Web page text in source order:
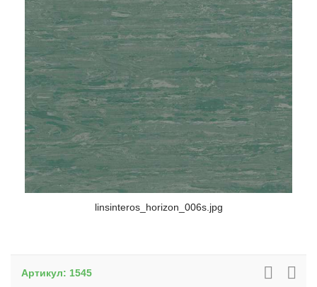
linsinteros_horizon_006s.jpg
Артикул: 1545